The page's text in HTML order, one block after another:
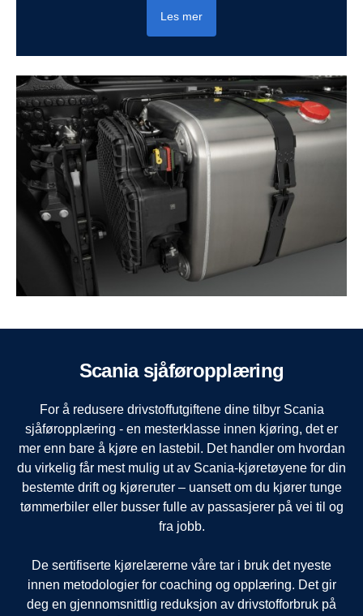
Les mer
Scania sjåføropplæring
For å redusere drivstoffutgiftene dine tilbyr Scania
sjåføropplæring - en mesterklasse innen kjøring, det er
mer enn bare å kjøre en lastebil. Det handler om hvordan
du virkelig får mest mulig ut av Scania-kjøretøyene for din
bestemte drift og kjøreruter – uansett om du kjører tunge
tømmerbiler eller busser fulle av passasjerer på vei til og
fra jobb.
De sertifiserte kjørelærerne våre tar i bruk det nyeste
innen metodologier for coaching og opplæring. Det gir
deg en gjennomsnittlig reduksjon av drivstofforbruk på